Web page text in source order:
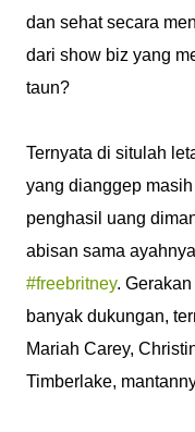
dan sehat secara
dari show biz yang
taun?
Ternyata di situlah
yang dianggep
penghasil uang
abisan sama
#freebritney.
banyak dukungan,
Mariah Carey,
Timberlake,